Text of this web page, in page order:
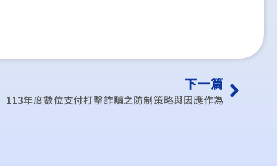
下一篇
113年度數位支付打擊詐騙之防制策略與因應作為